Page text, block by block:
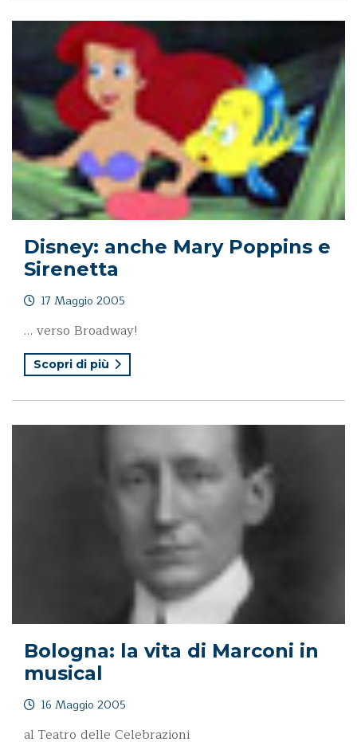
Disney: anche Mary Poppins e
Sirenetta
17 Maggio 2005
… verso Broadway!
Scopri di più
Bologna: la vita di Marconi in
musical
16 Maggio 2005
al Teatro delle Celebrazioni